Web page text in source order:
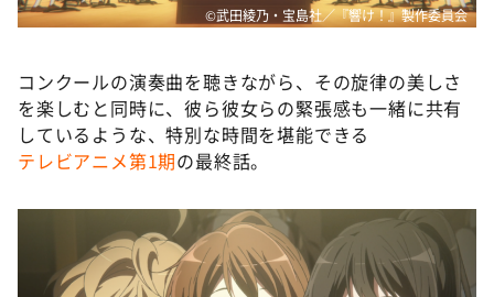
©武田綾乃・宝島社／『響け！』製作委員会
コンクールの演奏曲を聴きながら、その旋律の美しさ
を楽しむと同時に、彼ら彼女らの緊張感も一緒に共有
しているような、特別な時間を堪能できる
テレビアニメ第1期の最終話。